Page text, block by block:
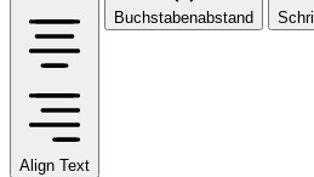
Align Text
Buchstabenabstand